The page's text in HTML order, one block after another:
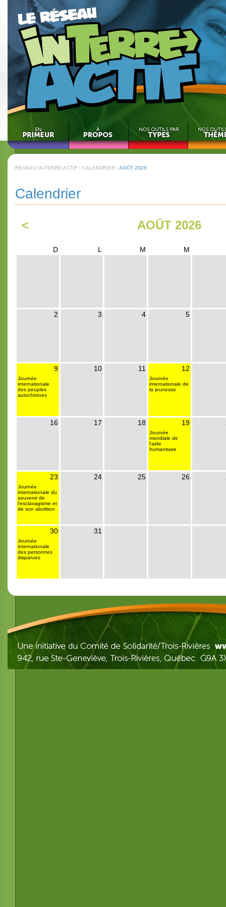
RÉSEAU IN-TERRE-ACTIF \ CALENDRIER \AOÛT 2026
Calendrier
< AOÛT 2026
D L M M
2 3 4 5
9
Journée
internationale
des peuples
autochtones
10 11 12
Journée
internationale de
la jeunesse
16 17 18 19
Journée
mondiale de
l'aide
humanitaire
23
Journée
internationale du
souvenir de
l'esclavagisme et
de son abolition
24 25 26
30
Journée
internationale
des personnes
disparues
31